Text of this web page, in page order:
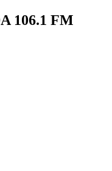
106.1 FM